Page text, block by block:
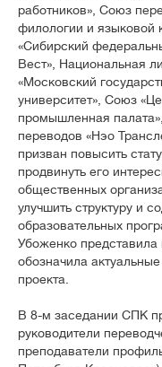
работников», Союз
филологии и
«Сибирский
Вест», Национальная
«Московский
университет», Союз
промышленная
переводов «Нэо
призван повысить
продвинуть его
общественных
улучшить структуру и
образовательных
Убоженко представила
обозначила
проекта.
В 8-м заседании СПК
руководители
преподаватели